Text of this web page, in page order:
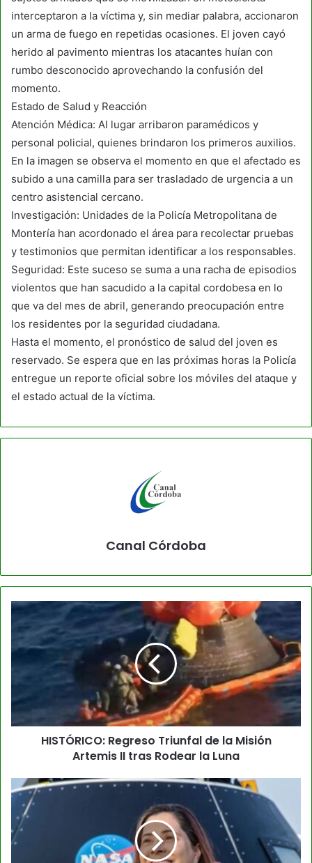
interceptaron a la víctima y, sin mediar palabra, accionaron
un arma de fuego en repetidas ocasiones. El joven cayó
herido al pavimento mientras los atacantes huían con
rumbo desconocido aprovechando la confusión del
momento.
Estado de Salud y Reacción
Atención Médica: Al lugar arribaron paramédicos y
personal policial, quienes brindaron los primeros auxilios.
En la imagen se observa el momento en que el afectado es
subido a una camilla para ser trasladado de urgencia a un
centro asistencial cercano.
Investigación: Unidades de la Policía Metropolitana de
Montería han acordonado el área para recolectar pruebas
y testimonios que permitan identificar a los responsables.
Seguridad: Este suceso se suma a una racha de episodios
violentos que han sacudido a la capital cordobesa en lo
que va del mes de abril, generando preocupación entre
los residentes por la seguridad ciudadana.
Hasta el momento, el pronóstico de salud del joven es
reservado. Se espera que en las próximas horas la Policía
entregue un reporte oficial sobre los móviles del ataque y
el estado actual de la víctima.
Canal Córdoba
HISTÓRICO: Regreso Triunfal de la Misión
Artemis II tras Rodear la Luna